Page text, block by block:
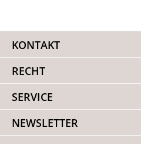
KONTAKT
RECHT
SERVICE
NEWSLETTER